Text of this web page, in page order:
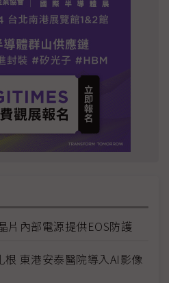
片內部電源提供EOS防護
東港安泰醫院導入AI影像